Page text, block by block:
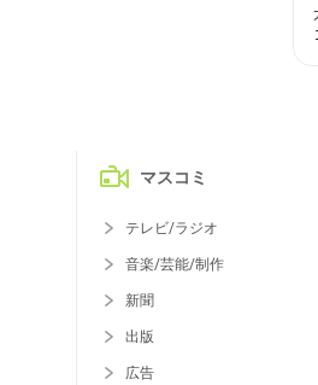
マスコミ
テレビ/ラジオ
音楽/芸能/制作
新聞
出版
広告